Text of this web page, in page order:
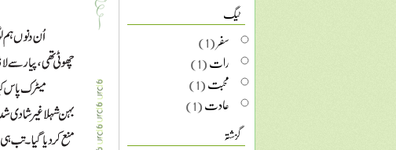
ٹیگ
سفر(1)
رات(1)
محبت(1)
عادت(1)
گزشتہ